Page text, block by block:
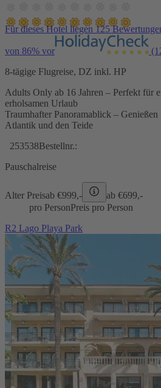
Für dieses Hotel liegen 125
von 86% vor
8-tägige Flugreise, DZ inkl. HP
Adults Only ab 16 Jahren – Perfekt für
erholsamen Urlaub
Traumhafter Panoramablick –
Atlantik und den Teide
253538Bestellnr.:
Pauschalreise
Alter Preisab €999,- ab €699,-
pro PersonPreis pro Person
R2 Lago Playa Park